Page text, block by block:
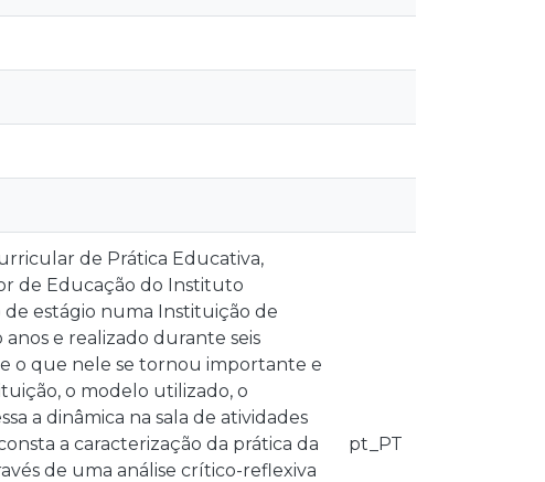
de Prática Educativa,
de Educação do Instituto
estágio numa Instituição de
e realizado durante seis
o que nele se tornou importante e
o modelo utilizado, o
a dinâmica na sala de atividades
a caracterização da prática da
de uma análise crítico-reflexiva
pt_PT